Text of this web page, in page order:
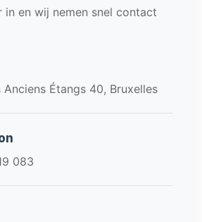
en wij nemen snel contact
Anciens Étangs 40, Bruxelles
083